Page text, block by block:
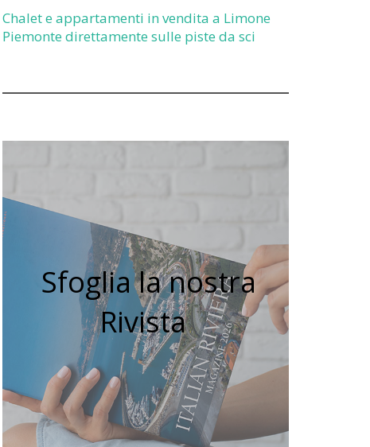
Chalet e appartamenti in vendita a Limone
Piemonte direttamente sulle piste da sci
Sfoglia la nostra
Rivista